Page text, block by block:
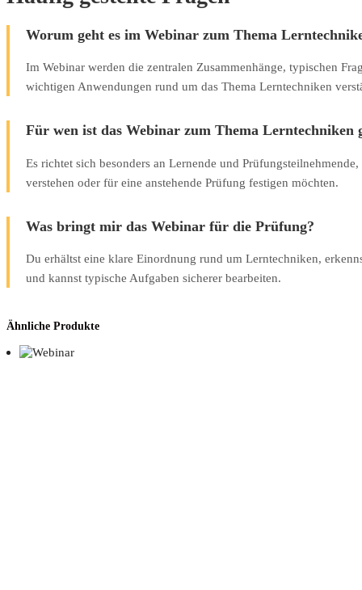
Worum geht es im Webinar zum Thema
Im Webinar werden die zentralen Zusammenhänge, typischen
wichtigen Anwendungen rund um das Thema Lerntechniken
Für wen ist das Webinar zum Thema Lerntechniken
Es richtet sich besonders an Lernende und
verstehen oder für eine anstehende Prüfung festigen möchten.
Was bringt mir das Webinar für die Prüfung?
Du erhältst eine klare Einordnung rund um Lerntechniken,
und kannst typische Aufgaben sicherer bearbeiten.
Ähnliche Produkte